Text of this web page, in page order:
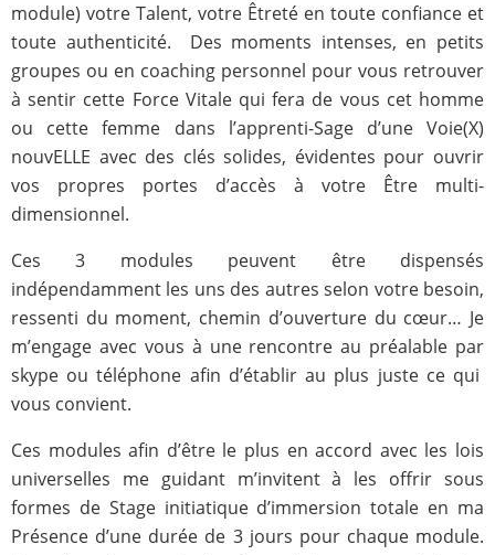
module) votre Talent, votre Êtreté en toute confiance et
toute authenticité. Des moments intenses, en petits
groupes ou en coaching personnel pour vous retrouver
à sentir cette Force Vitale qui fera de vous cet homme
ou cette femme dans l’apprenti-Sage d’une Voie(X)
nouvELLE avec des clés solides, évidentes pour ouvrir
vos propres portes d’accès à votre Être multi-
dimensionnel.
Ces 3 modules peuvent être dispensés
indépendamment les uns des autres selon votre besoin,
ressenti du moment, chemin d’ouverture du cœur… Je
m’engage avec vous à une rencontre au préalable par
skype ou téléphone afin d’établir au plus juste ce qui
vous convient.
Ces modules afin d’être le plus en accord avec les lois
universelles me guidant m’invitent à les offrir sous
formes de Stage initiatique d’immersion totale en ma
Présence d’une durée de 3 jours pour chaque module.